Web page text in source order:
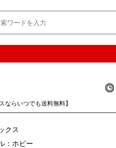
ならいつでも送料無料】
クス
：ホビー